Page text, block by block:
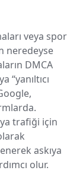
veya spor
neredeyse
DMCA
“yanıltıcı
trafiği için
askıya
olur.